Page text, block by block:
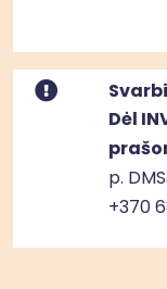
Sukurti ir
vakarų
Dėl
p.
+370